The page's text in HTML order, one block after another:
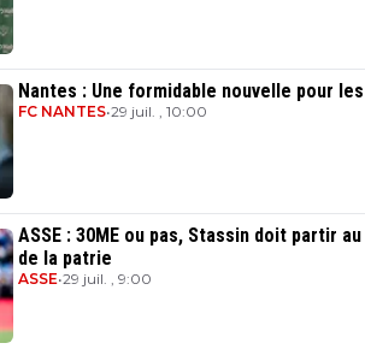
Nantes : Une formidable nouvelle pour
FC NANTES•29 juil. , 10:00
ASSE : 30ME ou pas, Stassin doit partir
de la patrie
ASSE•29 juil. , 9:00